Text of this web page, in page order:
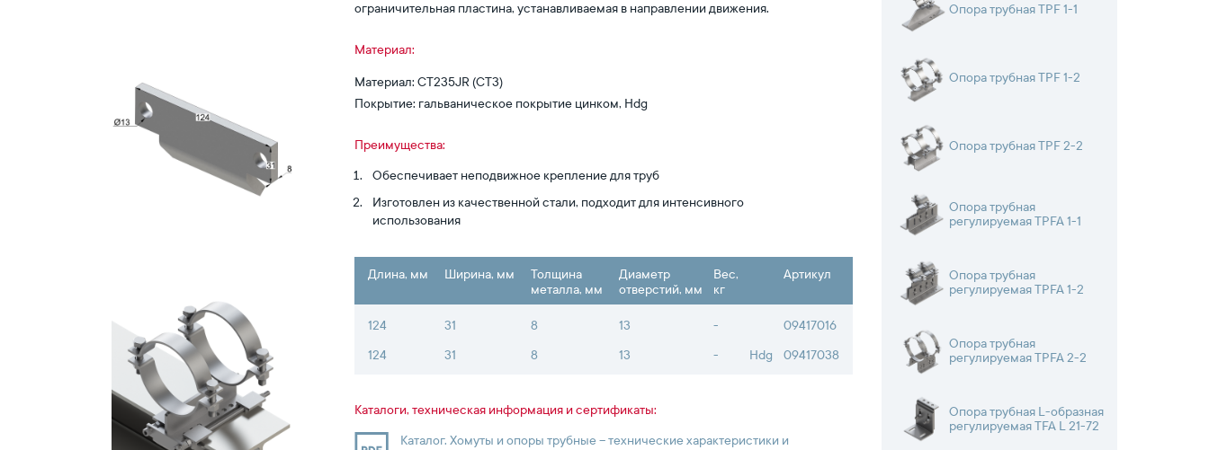
ограничительная пластина, устанавливаемая в направлении движения.
Материал:
Материал: СТ235JR (СТ3)
Покрытие: гальваническое покрытие цинком, Hdg
Преимущества:
Обеспечивает неподвижное крепление для труб
Изготовлен из качественной стали, подходит для интенсивного
использования
Длина, мм Ширина, мм
Толщина
металла, мм
Диаметр
отверстий, мм
Вес,
кг
Артикул
124 31 8 13 -
09417016
124
31 8 13 - Hdg 09417038
Каталоги, техническая информация и сертификаты:
Каталог. Хомуты и опоры трубные – технические характеристики и
Опора трубная TPF 1-1
Опора трубная TPF 1-2
Опора трубная TPF 2-2
Опора трубная
регулируемая TPFA 1-1
Опора трубная
регулируемая TPFA 1-2
Опора трубная
регулируемая TPFA 2-2
Опора трубная L-образная
регулируемая TFA L 21-72